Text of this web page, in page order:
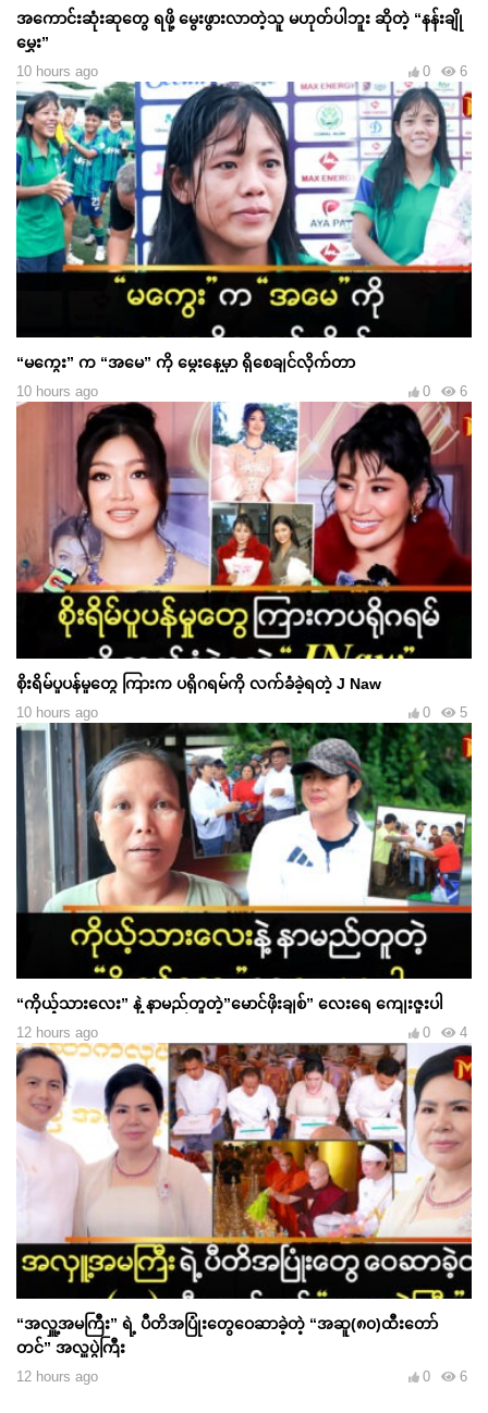
အကောင်းဆုံးဆုတွေ ရဖို့ မွေးဖွားလာတဲ့သူ မဟုတ်ပါဘူး ဆိုတဲ့ “နန်းချို
မွှေး”
10 hours ago 6
0
“မကွေး” က “အမေ” ကို မွေးနေ့မှာ ရှိစေချင်လိုက်တာ
10 hours ago 6
0
စိုးရိမ်ပူပန်မှုတွေ ကြားက ပရိုဂရမ်ကို လက်ခံခဲ့ရတဲ့ J Naw
10 hours ago 5
0
“ကိုယ့်သားလေး” နဲ့ နာမည်တူတဲ့”မောင်ဖိုးချစ်” လေးရေ ကျေးဇူးပါ
12 hours ago 4
0
“အလှူ့အမကြီး” ရဲ့ ပီတိအပြုံးတွေဝေဆာခဲ့တဲ့ “အဆူ(၈၀)ထီးတော်
တင်” အလှူပွဲကြီး
12 hours ago 6
0